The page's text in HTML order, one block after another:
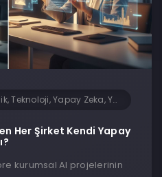
Yapay Zeka, Yazılım
Her Şirket Kendi Yapay
kurumsal AI projelerinin